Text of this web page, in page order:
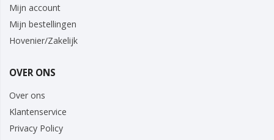
Mijn account
Mijn bestellingen
Hovenier/Zakelijk
OVER ONS
Over ons
Klantenservice
Privacy Policy